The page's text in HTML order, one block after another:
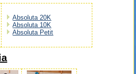
Absoluta 20K
Absoluta 10K
Absoluta Petit